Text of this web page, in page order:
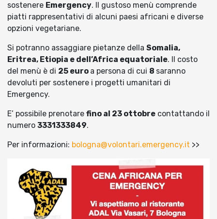
sostenere Emergency. Il gustoso menù comprende
piatti rappresentativi di alcuni paesi africani e diverse
opzioni vegetariane.
Si potranno assaggiare pietanze della Somalia,
Eritrea, Etiopia e dell’Africa equatoriale. Il costo
del menù è di 25 euro a persona di cui 8 saranno
devoluti per sostenere i progetti umanitari di
Emergency.
E’ possibile prenotare fino al 23 ottobre contattando il
numero 3331333849.
Per informazioni: bologna@volontari.emergency.it >>